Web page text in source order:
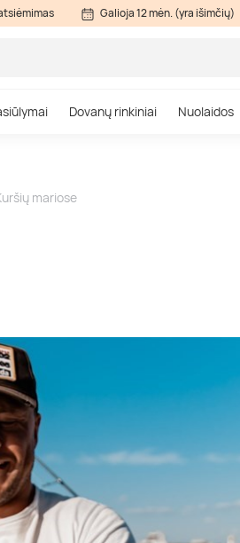
Galioja 12 mėn. (yra išimčių)
Dovanų rinkiniai Nuolaidos
mariose